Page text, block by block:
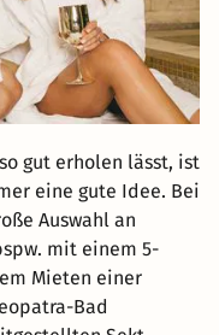
gut erholen lässt, ist
eine gute Idee. Bei
Auswahl an
mit einem 5-
Mieten einer
Bad